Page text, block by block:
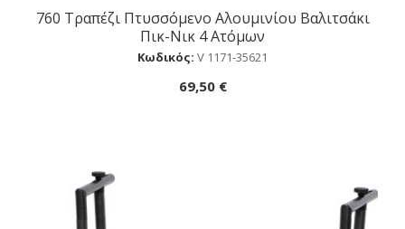
Αγορά
760 Τραπέζι Πτυσσόμενο Αλουμινίου Βαλιτσάκι
Πικ-Νικ 4 Ατόμων
Κωδικός: V 1171-35621
69,50 €